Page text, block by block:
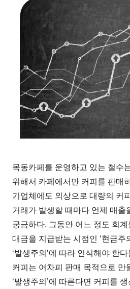
목동카페를 운영하고 있는 철수
위해서 카페에서만 커피를 판매
기업체에도 외상으로 대량의 커
거래가 발생할 때마다 언제 매출
궁금하다. 그동안 어느 정도 회계
대금을 지급받는 시점인 ‘현금주
‘발생주의’에 따라 인식해야 한
커피는 어차피 판매 목적으로 만
‘발생주의’에 따른다면 커피를